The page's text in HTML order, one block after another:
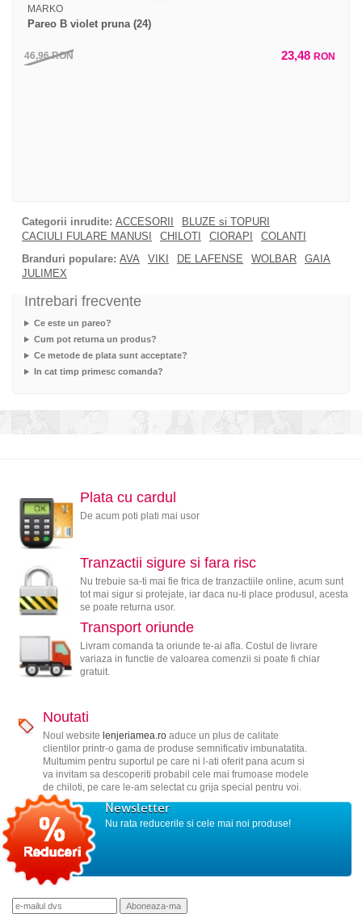
MARKO
Pareo B violet pruna (24)
46,96RON 23,48 RON
Categorii inrudite: ACCESORII
BLUZE si TOPURI
CACIULI FULARE MANUSI
CHILOTI CIORAPI
COLANTI
Branduri populare: AVA VIKI DE LAFENSE WOLBAR
GAIA
JULIMEX
Intrebari frecvente
Ce este un pareo?
Cum pot returna un produs?
Ce metode de plata sunt acceptate?
In cat timp primesc comanda?
Plata cu cardul
De acum poti plati mai usor
Tranzactii sigure si fara risc
Nu trebuie sa-ti mai fie frica de tranzactiile online, acum sunt
tot mai sigur si protejate, iar daca nu-ti place produsul, acesta
se poate returna usor.
Transport oriunde
Livram comanda ta oriunde te-ai afla. Costul de livrare
variaza in functie de valoarea comenzii si poate fi chiar
gratuit.
Noutati
Noul website lenjeriamea.roaduce un plus de calitate
clientilor printr-o gama de produse semnificativ imbunatatita.
Multumim pentru suportul pe care ni l-ati oferit pana acum si
va invitam sa descoperiti probabil cele mai frumoase modele
de chiloti, pe care le-am selectat cu grija special pentru voi.
Newsletter
Nu rata reducerile si cele mai noi produse!